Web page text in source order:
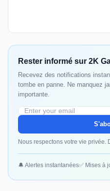
Rester informé sur 2K
Recevez des notifications
tombe en panne. Ne manquez
importante.
Nous respectons votre vie privée.
🔔 Alertes instantanées✅ Mises à